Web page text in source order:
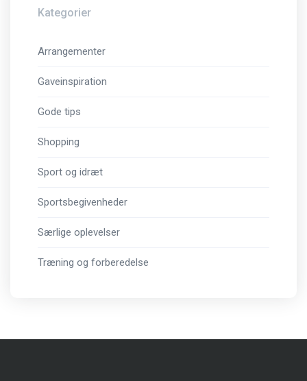
Kategorier
Arrangementer
Gaveinspiration
Gode tips
Shopping
Sport og idræt
Sportsbegivenheder
Særlige oplevelser
Træning og forberedelse